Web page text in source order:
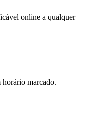
online a qualquer
horário marcado.